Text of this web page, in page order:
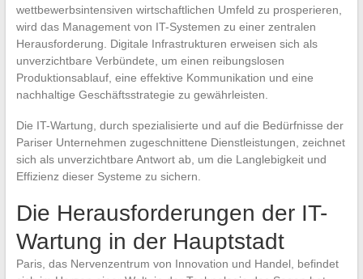
wettbewerbsintensiven wirtschaftlichen Umfeld zu prosperieren,
wird das Management von IT-Systemen zu einer zentralen
Herausforderung. Digitale Infrastrukturen erweisen sich als
unverzichtbare Verbündete, um einen reibungslosen
Produktionsablauf, eine effektive Kommunikation und eine
nachhaltige Geschäftsstrategie zu gewährleisten.
Die IT-Wartung, durch spezialisierte und auf die Bedürfnisse der
Pariser Unternehmen zugeschnittene Dienstleistungen, zeichnet
sich als unverzichtbare Antwort ab, um die Langlebigkeit und
Effizienz dieser Systeme zu sichern.
Die Herausforderungen der IT-
Wartung in der Hauptstadt
Paris, das Nervenzentrum von Innovation und Handel, befindet